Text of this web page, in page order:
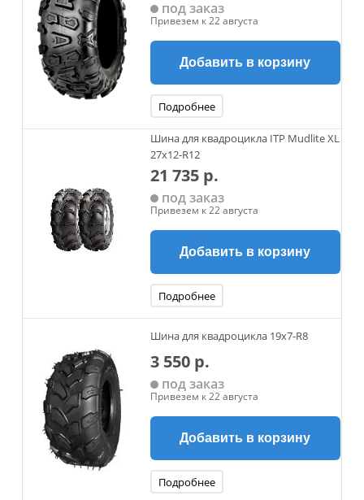
под заказ
Привезем к 22 августа
Добавить в корзину
Подробнее
Шина для квадроцикла ITP Mudlite XL
27x12-R12
21 735 р.
под заказ
Привезем к 22 августа
Добавить в корзину
Подробнее
Шина для квадроцикла 19x7-R8
3 550 р.
под заказ
Привезем к 22 августа
Добавить в корзину
Подробнее